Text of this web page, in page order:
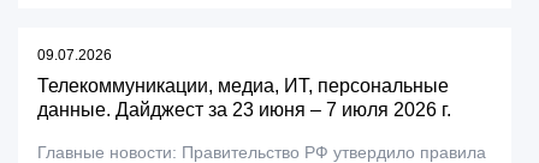
09.07.2026
Телекоммуникации, медиа, ИТ, персональные
данные. Дайджест за 23 июня – 7 июля 2026 г.
Главные новости: Правительство РФ утвердило правила